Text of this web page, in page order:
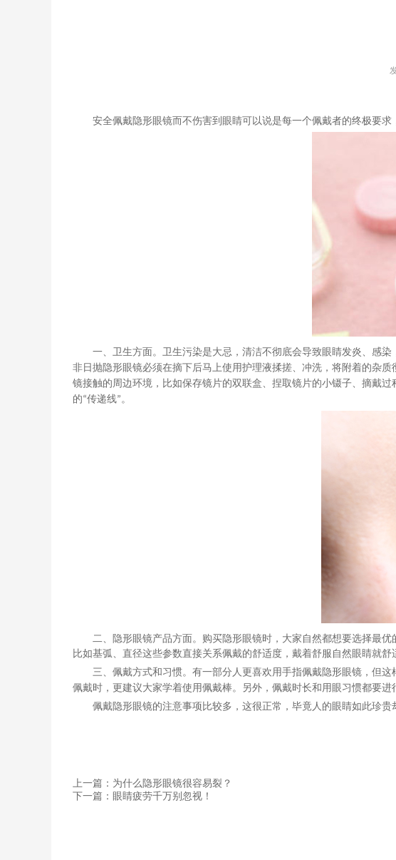
安全佩戴隐形眼镜而不伤害到眼睛可以说是每一个佩戴者的终极要
一、卫生方面。卫生污染是大忌，清洁不彻底会导致眼睛发炎、感
非日抛隐形眼镜必须在摘下后马上使用护理液揉搓、冲洗，将附着的杂
镜接触的周边环境，比如保存镜片的双联盒、捏取镜片的小镊子、摘戴
的“传递线”。
二、隐形眼镜产品方面。购买隐形眼镜时，大家自然都想要选择最
比如基弧、直径这些参数直接关系佩戴的舒适度，戴着舒服自然眼睛就
三、佩戴方式和习惯。有一部分人更喜欢用手指佩戴隐形眼镜，但这
佩戴时，更建议大家学着使用佩戴棒。另外，佩戴时长和用眼习惯都要进
佩戴隐形眼镜的注意事项比较多， 这很正常，毕竟人的眼睛如此珍贵
上一篇：为什么隐形眼镜很容易裂？
下一篇：眼睛疲劳千万别忽视！